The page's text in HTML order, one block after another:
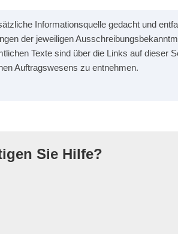
Informationsquelle gedacht und
der jeweiligen
Texte sind über die Links auf dieser
Auftragswesens zu entnehmen.
Union
Sie Hilfe?